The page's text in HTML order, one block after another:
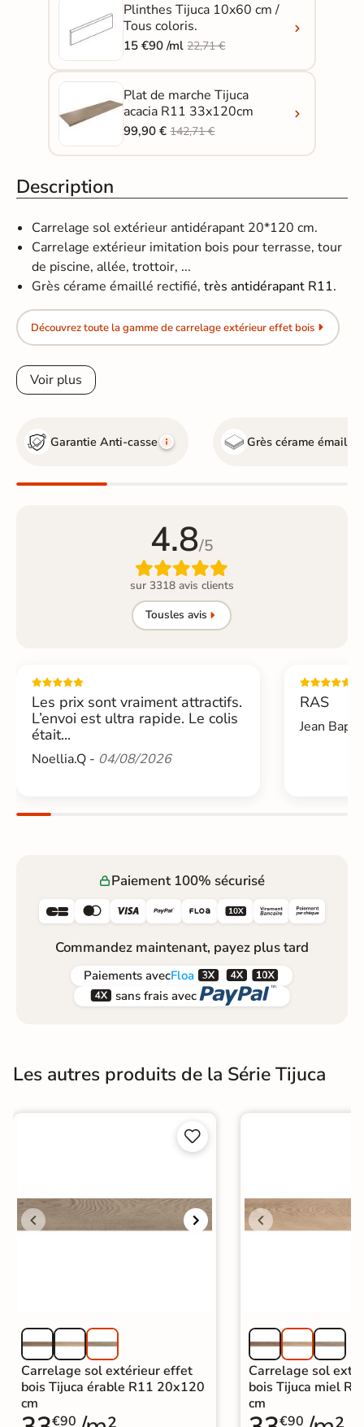
Plinthes Tijuca 10x60 cm /
Tous coloris.
15 €90 /ml22,71 €
Plat de marche Tijuca
acacia R11 33x120cm
99,90 €142,71 €
Description
Carrelage sol extérieur antidérapant 20*120 cm.
Carrelage extérieur imitation bois pour terrasse, tour
de piscine, allée, trottoir, ...
Grès cérame émaillé rectifié,très antidérapant R11.
Découvrez toute la gamme de carrelage extérieur effet bois
Voir plus
Garantie Anti-casse Grès cérame émaillé
4.8/5

sur 3318 avis clients
Tousles avis
Les prix sont vraiment attractifs.
L’envoi est ultra rapide. Le colis
était...
Noellia.Q - 04/08/2026
RAS
Jean
Paiement 100% sécurisé
     
Commandez maintenant, payez plus tard
Paiements avecFloa  
 sans frais avec 
Les autres produits de la Série Tijuca


Carrelage sol extérieur effet
bois Tijuca érable R11 20x120
cm
€90
Carrelage sol
bois Tijuca miel
cm
€90